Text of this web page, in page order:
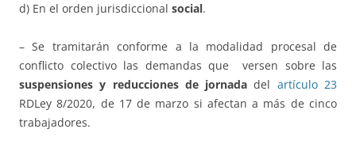
d) En el orden jurisdiccional social.
– Se tramitarán conforme a la modalidad procesal de
conflicto colectivo las demandas que versen sobre las
suspensiones y reducciones de jornada del artículo 23
RDLey 8/2020, de 17 de marzo si afectan a más de cinco
trabajadores.